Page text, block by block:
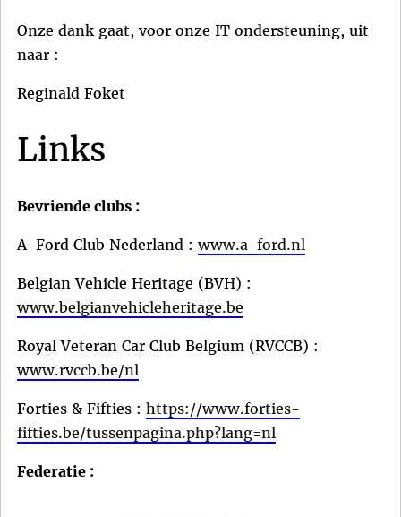
Onze dank gaat, voor onze IT ondersteuning, uit
naar :
Reginald Foket
Links
Bevriende clubs :
A-Ford Club Nederland :www.a-ford.nl
Belgian Vehicle Heritage (BVH) :
www.belgianvehicleheritage.be
Royal Veteran Car Club Belgium (RVCCB) :
www.rvccb.be/nl
Forties & Fifties : https://www.forties-
fifties.be/tussenpagina.php?lang=nl
Federatie :